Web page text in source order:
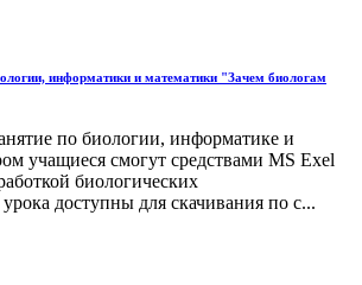
информатики и математики "Зачем биологам
по биологии, информатике и
учащиеся смогут средствами MS Exel
биологических
доступны для скачивания по с...